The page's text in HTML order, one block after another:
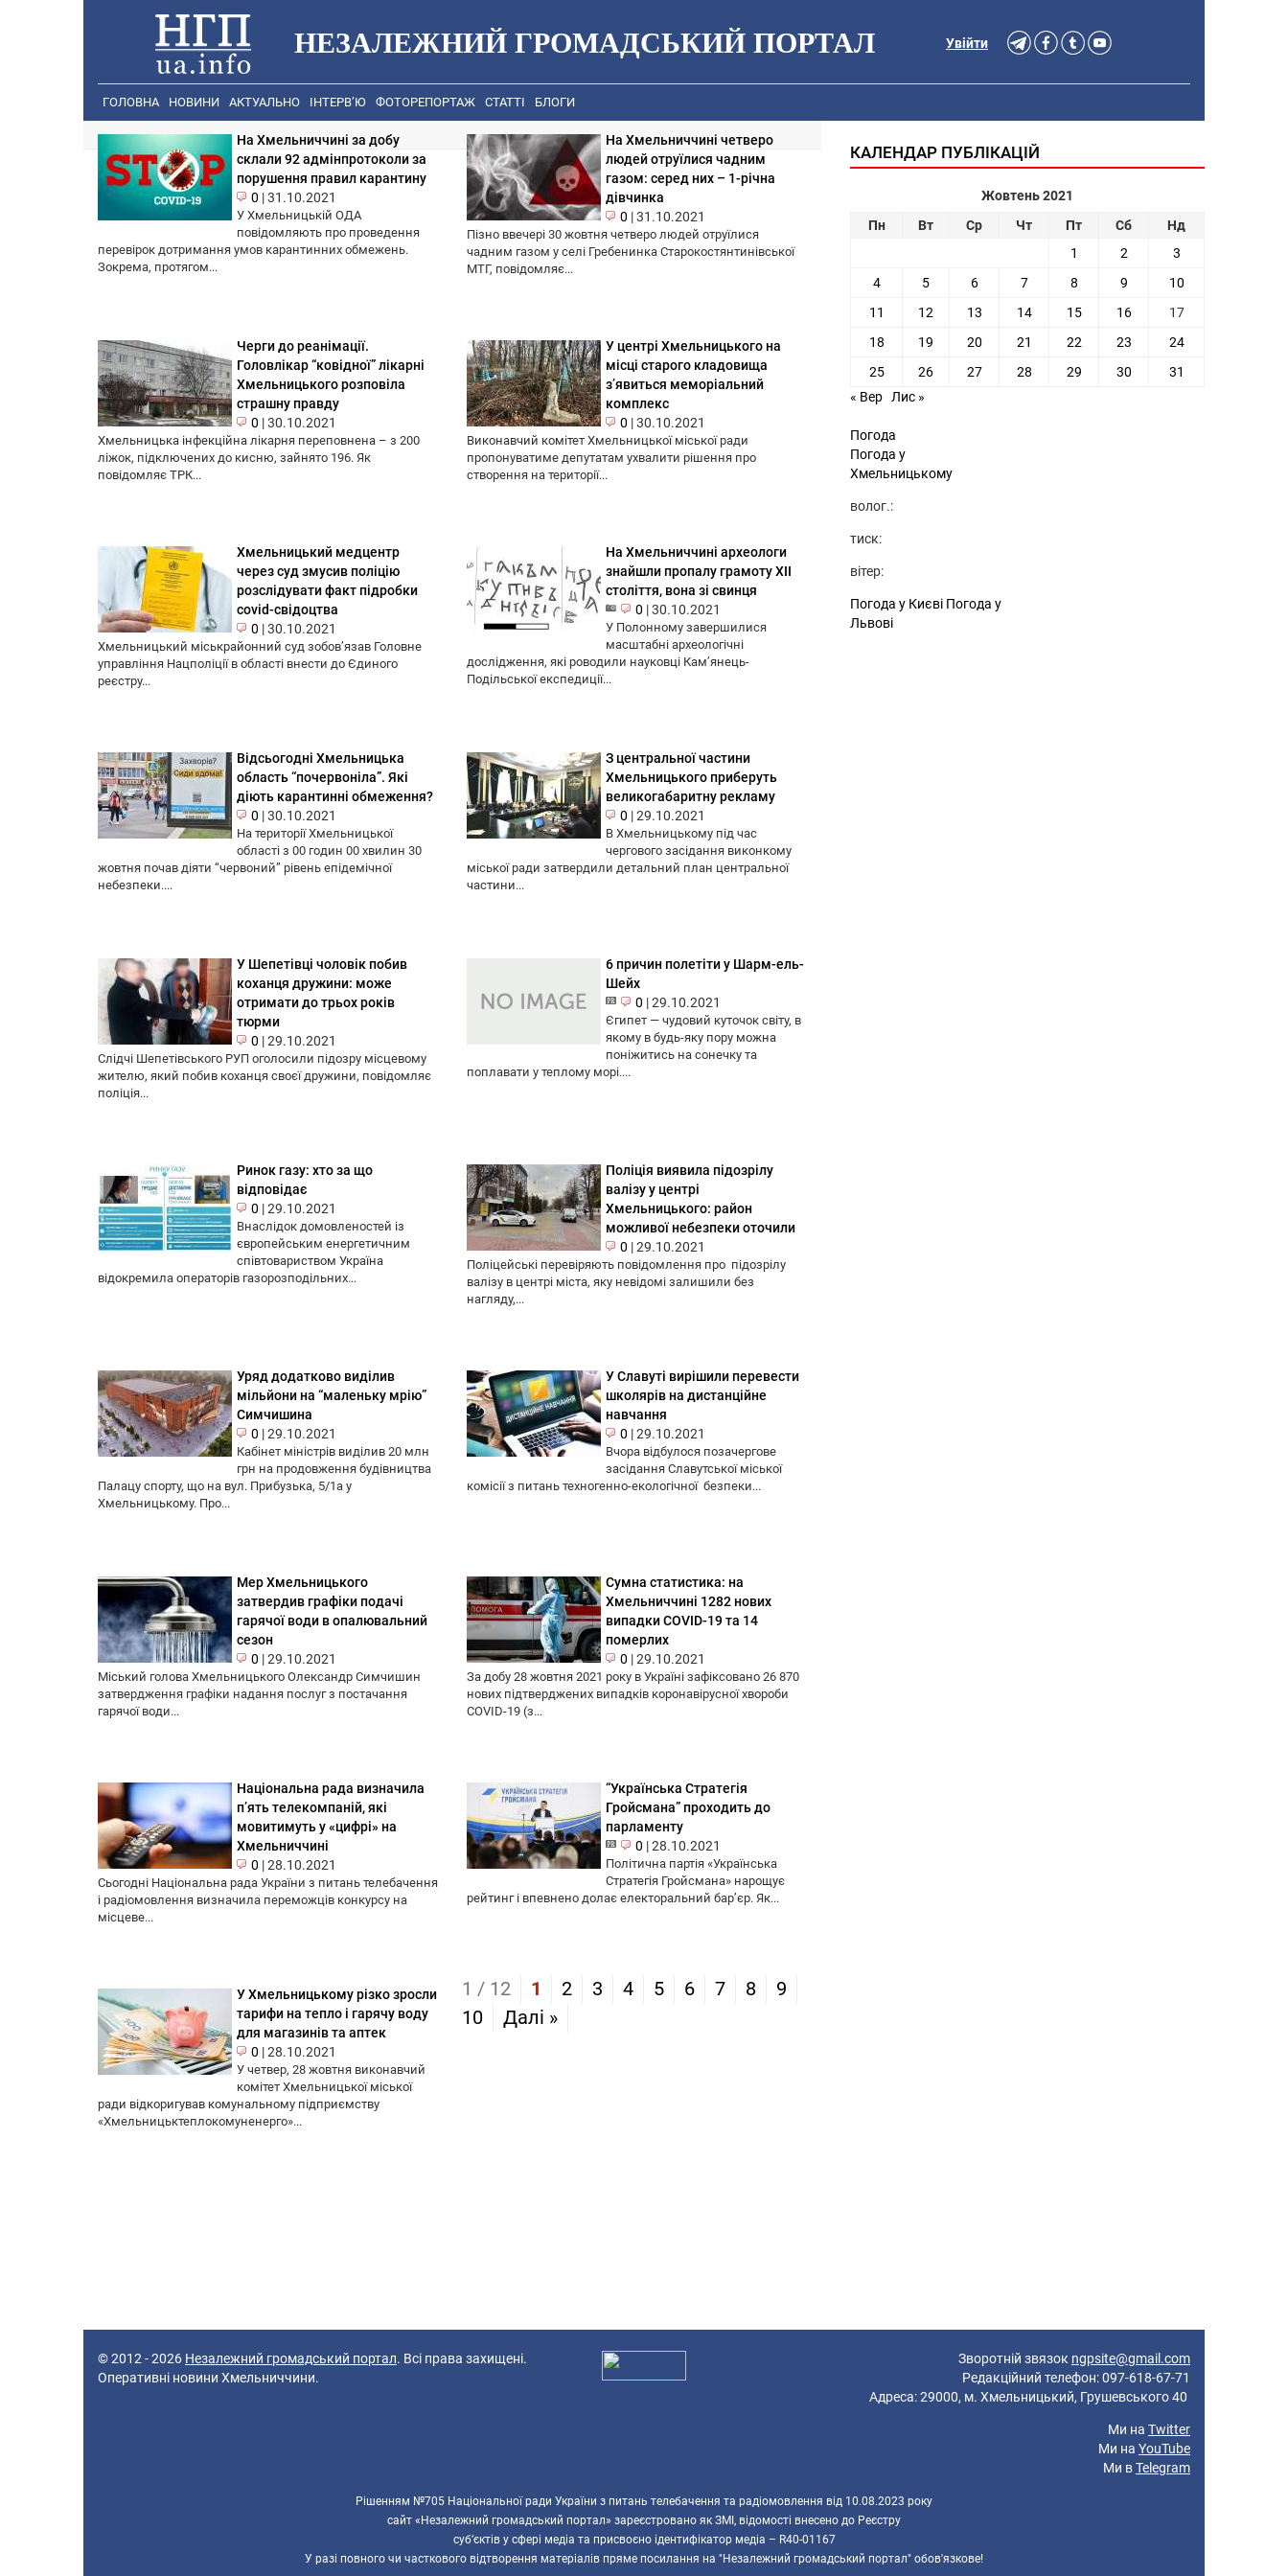
НЕЗАЛЕЖНИЙ ГРОМАДСЬКИЙ ПОРТАЛ Увійти
ГОЛОВНА НОВИНИ АКТУАЛЬНО ІНТЕРВ’Ю ФОТОРЕПОРТАЖ СТАТТІ БЛОГИ
На Хмельниччині за добу
склали 92 адмінпротоколи за
порушення правил карантину
0 |31.10.2021
У Хмельницькій ОДА
повідомляють про проведення
перевірок дотримання умов карантинних обмежень.
Зокрема, протягом...
На Хмельниччині четверо
людей отруїлися чадним
газом: серед них – 1-річна
дівчинка
0 |31.10.2021
Пізно ввечері 30 жовтня четверо людей отруїлися
чадним газом у селі Гребенинка Старокостянтинівської
МТГ, повідомляє...
Черги до реанімації.
Головлікар “ковідної” лікарні
Хмельницького розповіла
страшну правду
0 |30.10.2021
Хмельницька інфекційна лікарня переповнена – з 200
ліжок, підключених до кисню, зайнято 196. Як
повідомляє ТРК...
У центрі Хмельницького на
місці старого кладовища
з’явиться меморіальний
комплекс
0 |30.10.2021
Виконавчий комітет Хмельницької міської ради
пропонуватиме депутатам ухвалити рішення про
створення на території...
Хмельницький медцентр
через суд змусив поліцію
розслідувати факт підробки
covid-свідоцтва
0 |30.10.2021
Хмельницький міськрайонний суд зобов’язав Головне
управління Нацполіції в області внести до Єдиного
реєстру...
На Хмельниччині археологи
знайшли пропалу грамоту XII
століття, вона зі свинця
0 |30.10.2021
У Полонному завершилися
масштабні археологічні
дослідження, які роводили науковці Кам’янець-
Подільської експедиції...
Відсьогодні Хмельницька
область “почервоніла”. Які
діють карантинні обмеження?
0 |30.10.2021
На території Хмельницької
області з 00 годин 00 хвилин 30
жовтня почав діяти “червоний” рівень епідемічної
небезпеки....
З центральної частини
Хмельницького приберуть
великогабаритну рекламу
0 |29.10.2021
В Хмельницькому під час
чергового засідання виконкому
міської ради затвердили детальний план центральної
частини...
У Шепетівці чоловік побив
коханця дружини: може
отримати до трьох років
тюрми
0 |29.10.2021
Слідчі Шепетівського РУП оголосили підозру місцевому
жителю, який побив коханця своєї дружини, повідомляє
поліція...
6 причин полетіти у Шарм-ель-
Шейх
0 |29.10.2021
Єгипет — чудовий куточок світу, в
якому в будь-яку пору можна
поніжитись на сонечку та
поплавати у теплому морі....
Ринок газу: хто за що
відповідає
0 |29.10.2021
Внаслідок домовленостей із
європейським енергетичним
співтовариством Україна
відокремила операторів газорозподільних...
Поліція виявила підозрілу
валізу у центрі
Хмельницького: район
можливої небезпеки оточили
0 |29.10.2021
Поліцейські перевіряють повідомлення про підозрілу
валізу в центрі міста, яку невідомі залишили без
нагляду,...
Уряд додатково виділив
мільйони на “маленьку мрію”
Симчишина
0 |29.10.2021
Кабінет міністрів виділив 20 млн
грн на продовження будівництва
Палацу спорту, що на вул. Прибузька, 5/1а у
Хмельницькому. Про...
У Славуті вирішили перевести
школярів на дистанційне
навчання
0 |29.10.2021
Вчора відбулося позачергове
засідання Славутської міської
комісії з питань техногенно-екологічної безпеки...
Мер Хмельницького
затвердив графіки подачі
гарячої води в опалювальний
сезон
0 |29.10.2021
Міський голова Хмельницького Олександр Симчишин
затвердження графіки надання послуг з постачання
гарячої води...
Сумна статистика: на
Хмельниччині 1282 нових
випадки COVID-19 та 14
померлих
0 |29.10.2021
За добу 28 жовтня 2021 року в Україні зафіксовано 26 870
нових підтверджених випадків коронавірусної хвороби
COVID-19 (з...
Національна рада визначила
п’ять телекомпаній, які
мовитимуть у «цифрі» на
Хмельниччині
0 |28.10.2021
Сьогодні Національна рада України з питань телебачення
і радіомовлення визначила переможців конкурсу на
місцеве...
“Українська Стратегія
Гройсмана” проходить до
парламенту
0 |28.10.2021
Політична партія «Українська
Стратегія Гройсмана» нарощує
рейтинг і впевнено долає електоральний бар’єр. Як...
У Хмельницькому різко зросли
тарифи на тепло і гарячу воду
для магазинів та аптек
0 |28.10.2021
У четвер, 28 жовтня виконавчий
комітет Хмельницької міської
ради відкоригував комунальному підприємству
«Хмельницьктеплокомуненерго»...
1 / 12 1 2 3 4 5 6 7 8
9
10
Далі »
КАЛЕНДАР ПУБЛІКАЦІЙ
Жовтень 2021
Пн
Вт Ср Чт Пт Сб
Нд
1
2
3
4
5 6 7 8 9
10
11
12 13 14 15 16
17
18
19 20 21 22 23
24
25
26 27 28 29 30
31
« Вер Лис »
Погода
Погода у
Хмельницькому
волог.:
тиск:
вітер:
Погода у Києві Погода у
Львові
© 2012 - 2026 Незалежний громадський портал. Всі права захищені.
Оперативні новини Хмельниччини.
Зворотній звязок ngpsite@gmail.com
Редакційний телефон: 097-618-67-71
Адреса: 29000, м. Хмельницький, Грушевського 40
Ми на Twitter
Ми на YouTube
Ми вTelegram
Рішенням №705 Національної ради України з питань телебачення та радіомовлення від 10.08.2023 року
сайт «Незалежний громадський портал» зареєстровано як ЗМІ, відомості внесено до Реєстру
суб’єктів у сфері медіа та присвоєно ідентифікатор медіа – R40-01167
У разі повного чи часткового відтворення матеріалів пряме посилання на "Незалежний громадський портал" обов'язкове!